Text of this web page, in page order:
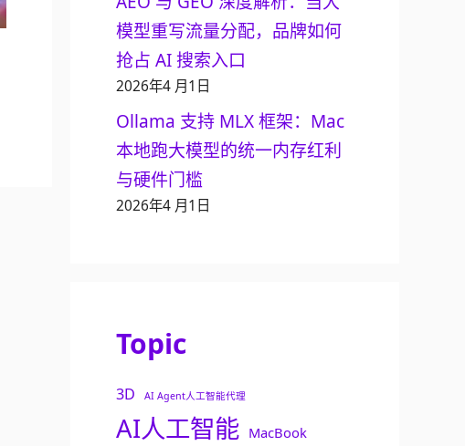
模型重写流量分配，品牌如何
抢占 AI 搜索入口
2026年4 月1日
Ollama 支持 MLX 框架：Mac
本地跑大模型的统一内存红利
与硬件门槛
2026年4 月1日
Topic
3D AI Agent人工智能代理
AI人工智能 MacBook